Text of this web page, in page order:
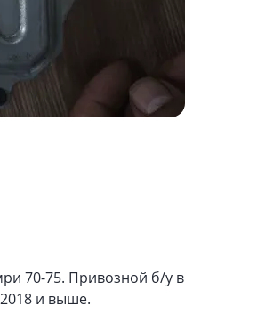
70-75. Привозной б/у в
и выше.